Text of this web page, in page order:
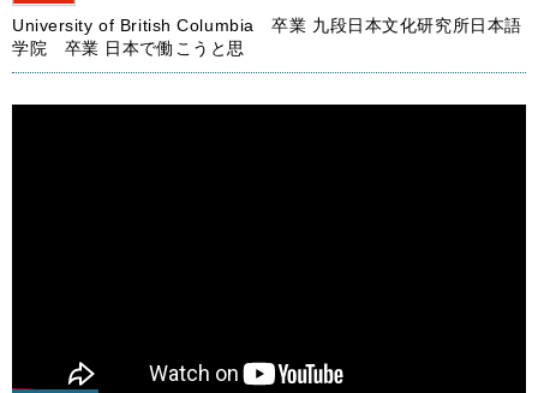
University of British Columbia 卒業 九段日本文化研究所日本語
学院 卒業 日本で働こうと思